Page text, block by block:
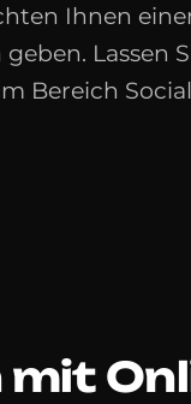
Ihnen
Lassen
Bereich